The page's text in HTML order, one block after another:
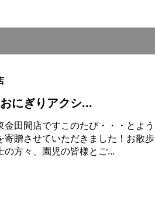
にぎりアクシ...
田間店ですこのたび・・・とよう
寄贈させていただきました！お散歩
の方々、園児の皆様とご...